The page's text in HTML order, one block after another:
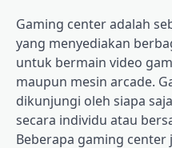
Gaming center adalah
yang menyediakan
untuk bermain video
maupun mesin arcade.
dikunjungi oleh siapa
secara individu atau
Beberapa gaming